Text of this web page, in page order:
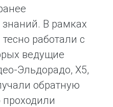
В рамках
работали с
ведущие
Эльдорадо, X5,
обратную